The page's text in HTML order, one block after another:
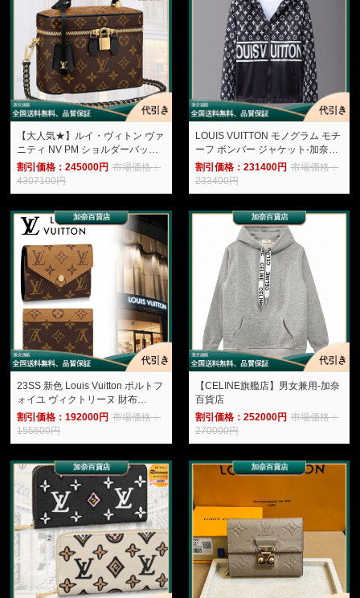
【大人気★】ルイ・ヴィトン ヴァ
ニティ NV PM ショルダーバッグ
M45165-加奈百貨店
割引価格：245000円 市場価格：
4307100円
LOUIS VUITTON モノグラム モチ
ーフ ボンバー ジャケット-加奈百
貨店
割引価格：231400円 市場価格：
233400円
23SS 新色 Louis Vuitton ポルトフ
ォイユ ヴィクトリーヌ 財布
M81557-加奈百貨店
割引価格：192000円 市場価格：
155600円
【CELINE旗艦店】男女兼用-加奈
百貨店
割引価格：252000円 市場価格：
270000円